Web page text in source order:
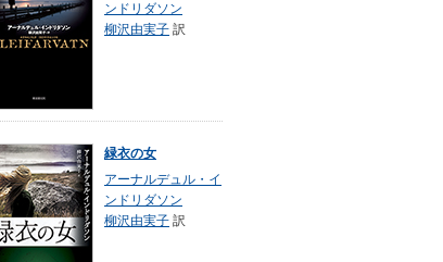
ンドリダソン
柳沢由実子 訳
緑衣の女
アーナルデュル・イ
ンドリダソン
柳沢由実子 訳